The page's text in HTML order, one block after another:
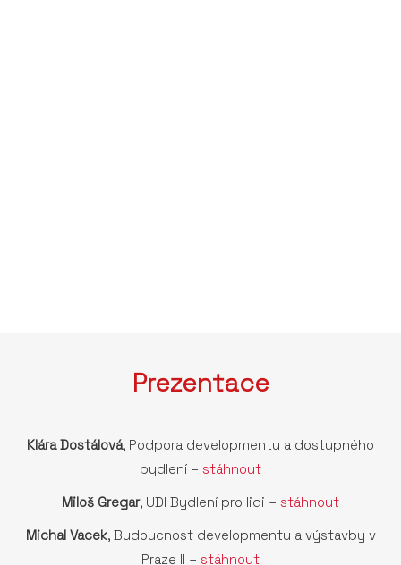
Prezentace
Klára Dostálová, Podpora developmentu a dostupného
bydlení – stáhnout
Miloš Gregar, UDI Bydlení pro lidi – stáhnout
Michal Vacek, Budoucnost developmentu a výstavby v
Praze II – stáhnout